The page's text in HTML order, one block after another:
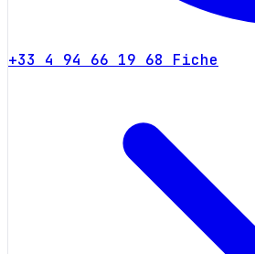
+33 4 94 66 19 68 Fiche